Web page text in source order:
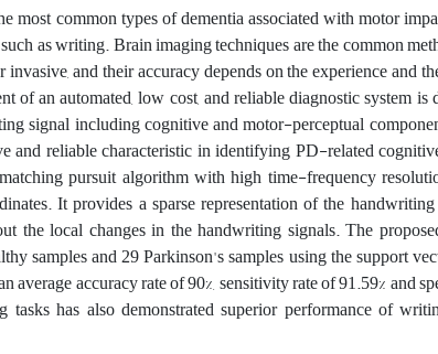
most common types of dementia associated with motor
as writing. Brain imaging techniques are the common
and their accuracy depends on the experience and
of an automated, low cost, and reliable diagnostic system is
signal including cognitive and motor-perceptual
and reliable characteristic in identifying PD-related
pursuit algorithm with high time-frequency
It provides a sparse representation of the
the local changes in the handwriting signals. The
samples and 29 Parkinson's samples using the support
average accuracy rate of 90%, sensitivity rate of 91.59% and
has also demonstrated superior performance of